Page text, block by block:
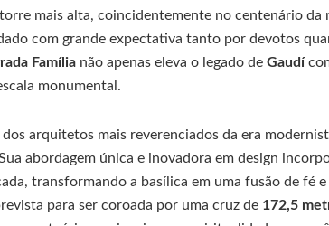
mais alta, coincidentemente no centenário da
com grande expectativa tanto por devotos
Família não apenas eleva o legado de Gaudí
monumental.
dos arquitetos mais reverenciados da era
abordagem única e inovadora em design
transformando a basílica em uma fusão de fé
para ser coroada por uma cruz de 172,5